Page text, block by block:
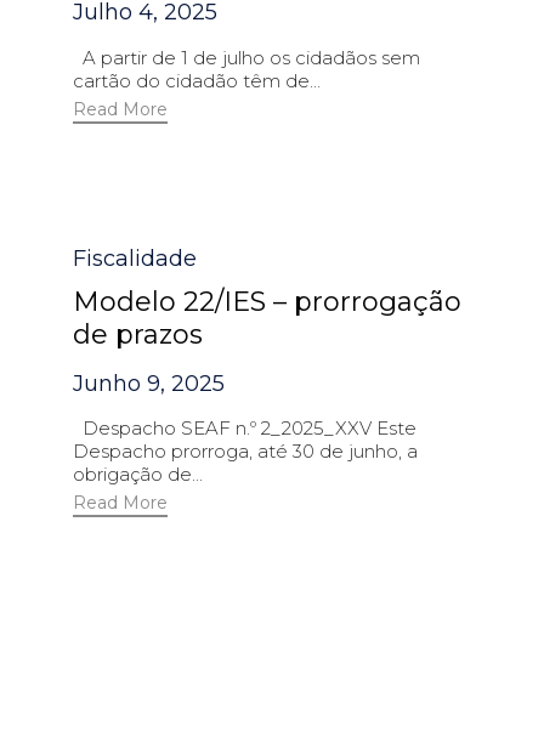
Julho 4, 2025
A partir de 1 de julho os cidadãos sem
cartão do cidadão têm de...
Read More
Category
Fiscalidade
Modelo 22/IES – prorrogação
de prazos
Junho 9, 2025
Despacho SEAF n.º 2_2025_XXV Este
Despacho prorroga, até 30 de junho, a
obrigação de...
Read More